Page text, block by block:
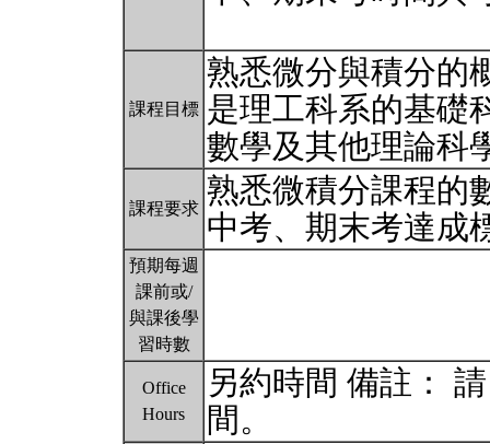
課程目標
熟悉微分與積分的
是理工科系的基礎
數學及其他理論科
課程要求 熟悉微積分課程的
中考、期末考達
預期每週
課前或/
與課後學
習時數
Office
Hours
另約時間 備註：
間。